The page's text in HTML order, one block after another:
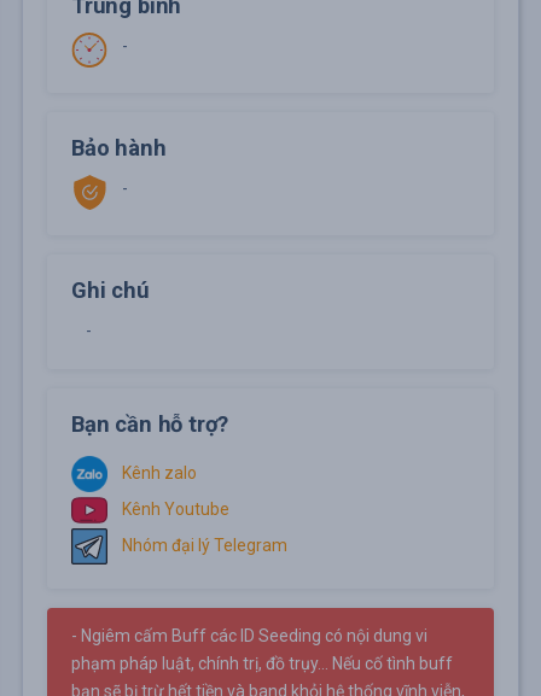
Trung bình
-
Bảo hành
-
Ghi chú
-
Bạn cần hỗ trợ?
Kênh zalo
Kênh Youtube
Nhóm đại lý Telegram
- Ngiêm cấm Buff các ID Seeding có nội dung vi
phạm pháp luật, chính trị, đồ trụy... Nếu cố tình buff
bạn sẽ bị trừ hết tiền và band khỏi hệ thống vĩnh viễn,